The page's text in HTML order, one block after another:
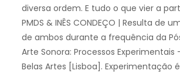
diversa ordem. E tudo o que vier a
PMDS & INÊS CONDEÇO | Resulta de
de ambos durante a frequência da
Arte Sonora: Processos Experimentais
Belas Artes [Lisboa]. Experimentação